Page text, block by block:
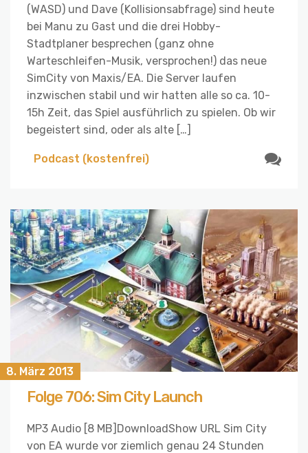
(WASD) und Dave (Kollisionsabfrage) sind heute
bei Manu zu Gast und die drei Hobby-
Stadtplaner besprechen (ganz ohne
Warteschleifen-Musik, versprochen!) das neue
SimCity von Maxis/EA. Die Server laufen
inzwischen stabil und wir hatten alle so ca. 10-
15h Zeit, das Spiel ausführlich zu spielen. Ob wir
begeistert sind, oder als alte […]
Podcast (kostenfrei)
8. März 2013
Folge 706: Sim City Launch
MP3 Audio [8 MB]DownloadShow URL Sim City
von EA wurde vor ziemlich genau 24 Stunden